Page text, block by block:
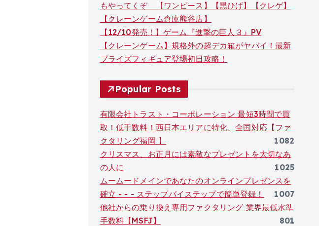
もやってくぞ 【ワンピース】【黒ひげ】【クレゲ】
【クレーンゲーム倉庫熊谷店】
【12/10発売！】ゲーム『進撃の巨人３』PV
【クレーンゲーム】規格外の超デカ箱がヤバイ！最新
プライズフィギュア登場初日攻略！
Popular Posts
有限会社トラスト・コーポレーション 最短3時間で買
取！低手数料！西日本エリアに特化、全国対応【ファ
クタリング福岡 】
1082
クリスマス、お正月には素敵なプレゼントを大切なあ
の人に
1025
ムームードメインであなたのオンラインプレゼンスを
確立 - - - ステップバイステップで簡単登録！
1007
他社からの乗り換え専用ファクタリング 業界最低水準
手数料【MSFJ】
801